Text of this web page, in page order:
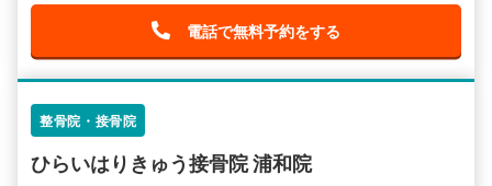
電話で無料予約をする
整骨院・接骨院
ひらいはりきゅう接骨院 浦和院